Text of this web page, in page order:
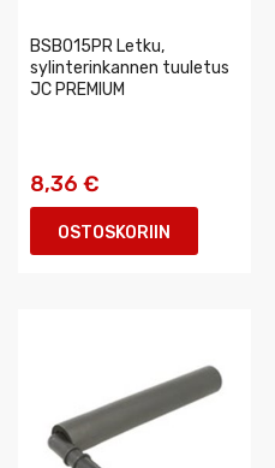
BSB015PR Letku,
sylinterinkannen tuuletus
JC PREMIUM
8,36 €
OSTOSKORIIN